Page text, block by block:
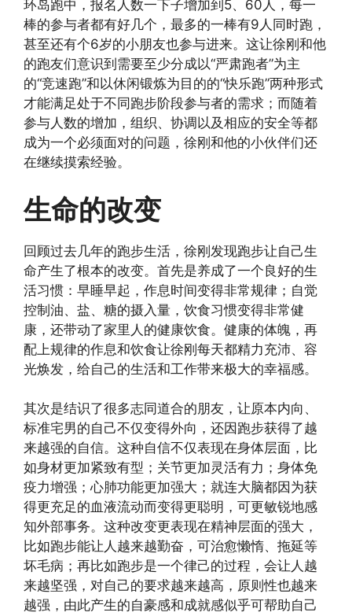
环岛跑中，报名人数一下子增加到5、60人，每一
棒的参与者都有好几个，最多的一棒有9人同时跑，
甚至还有个6岁的小朋友也参与进来。这让徐刚和他
的跑友们意识到需要至少分成以“严肃跑者”为主
的“竞速跑”和以休闲锻炼为目的的“快乐跑”两种形式
才能满足处于不同跑步阶段参与者的需求；而随着
参与人数的增加，组织、协调以及相应的安全等都
成为一个必须面对的问题，徐刚和他的小伙伴们还
在继续摸索经验。
生命的改变
回顾过去几年的跑步生活，徐刚发现跑步让自己生
命产生了根本的改变。首先是养成了一个良好的生
活习惯：早睡早起，作息时间变得非常规律；自觉
控制油、盐、糖的摄入量，饮食习惯变得非常健
康，还带动了家里人的健康饮食。健康的体魄，再
配上规律的作息和饮食让徐刚每天都精力充沛、容
光焕发，给自己的生活和工作带来极大的幸福感。
其次是结识了很多志同道合的朋友，让原本内向、
标准宅男的自己不仅变得外向，还因跑步获得了越
来越强的自信。这种自信不仅表现在身体层面，比
如身材更加紧致有型；关节更加灵活有力；身体免
疫力增强；心肺功能更加强大；就连大脑都因为获
得更充足的血液流动而变得更聪明，可更敏锐地感
知外部事务。这种改变更表现在精神层面的强大，
比如跑步能让人越来越勤奋，可治愈懒惰、拖延等
坏毛病；再比如跑步是一个律己的过程，会让人越
来越坚强，对自己的要求越来越高，原则性也越来
越强，由此产生的自豪感和成就感似乎可帮助自己